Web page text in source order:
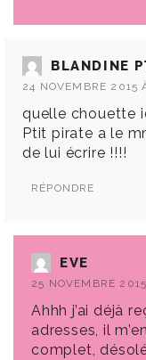
BLANDINE
24 NOVEMBRE 2015
quelle chouette
Ptit pirate a le
de lui écrire !!!!
RÉPONDRE
EVE
25 NOVEMBRE
Ahhh j’ai déjà
adresses, il
complet,